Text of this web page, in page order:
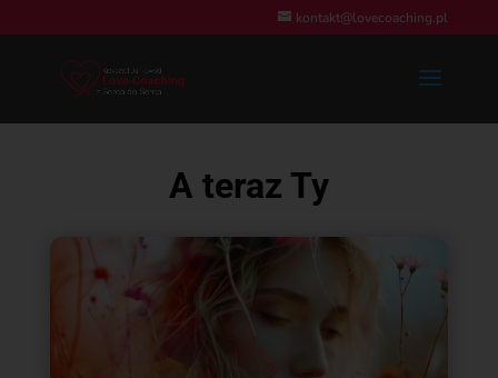
kontakt@lovecoaching.pl
A teraz Ty